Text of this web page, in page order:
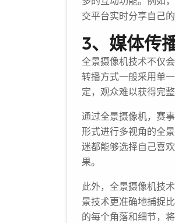
交平台实时分享自己
3、媒体传
全景摄像机技术不仅
转播方式一般采用单
定，观众难以获得完
通过全景摄像机，赛
形式进行多视角的全
迷都能够选择自己喜
果。
此外，全景摄像机技
景技术更准确地捕捉
的每个角落和细节，